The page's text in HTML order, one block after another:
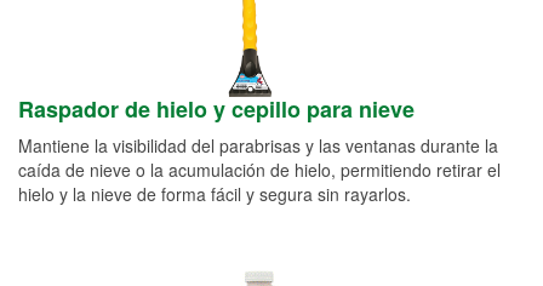
Raspador de hielo y cepillo para nieve
Mantiene la visibilidad del parabrisas y las ventanas durante la
caída de nieve o la acumulación de hielo, permitiendo retirar el
hielo y la nieve de forma fácil y segura sin rayarlos.